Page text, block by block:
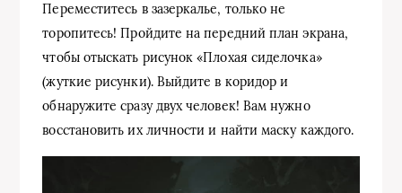
Переместитесь в зазеркалье, только не
торопитесь! Пройдите на передний план экрана,
чтобы отыскать рисунок «Плохая сиделочка»
(жуткие рисунки). Выйдите в коридор и
обнаружите сразу двух человек! Вам нужно
восстановить их личности и найти маску каждого.